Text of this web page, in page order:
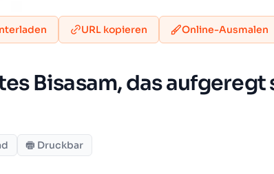
URL kopieren Online-Ausmalen
Bisasam, das
Druckbar